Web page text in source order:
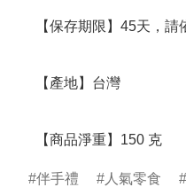
  【商品淨重】150 克
伴手禮 人氣零食